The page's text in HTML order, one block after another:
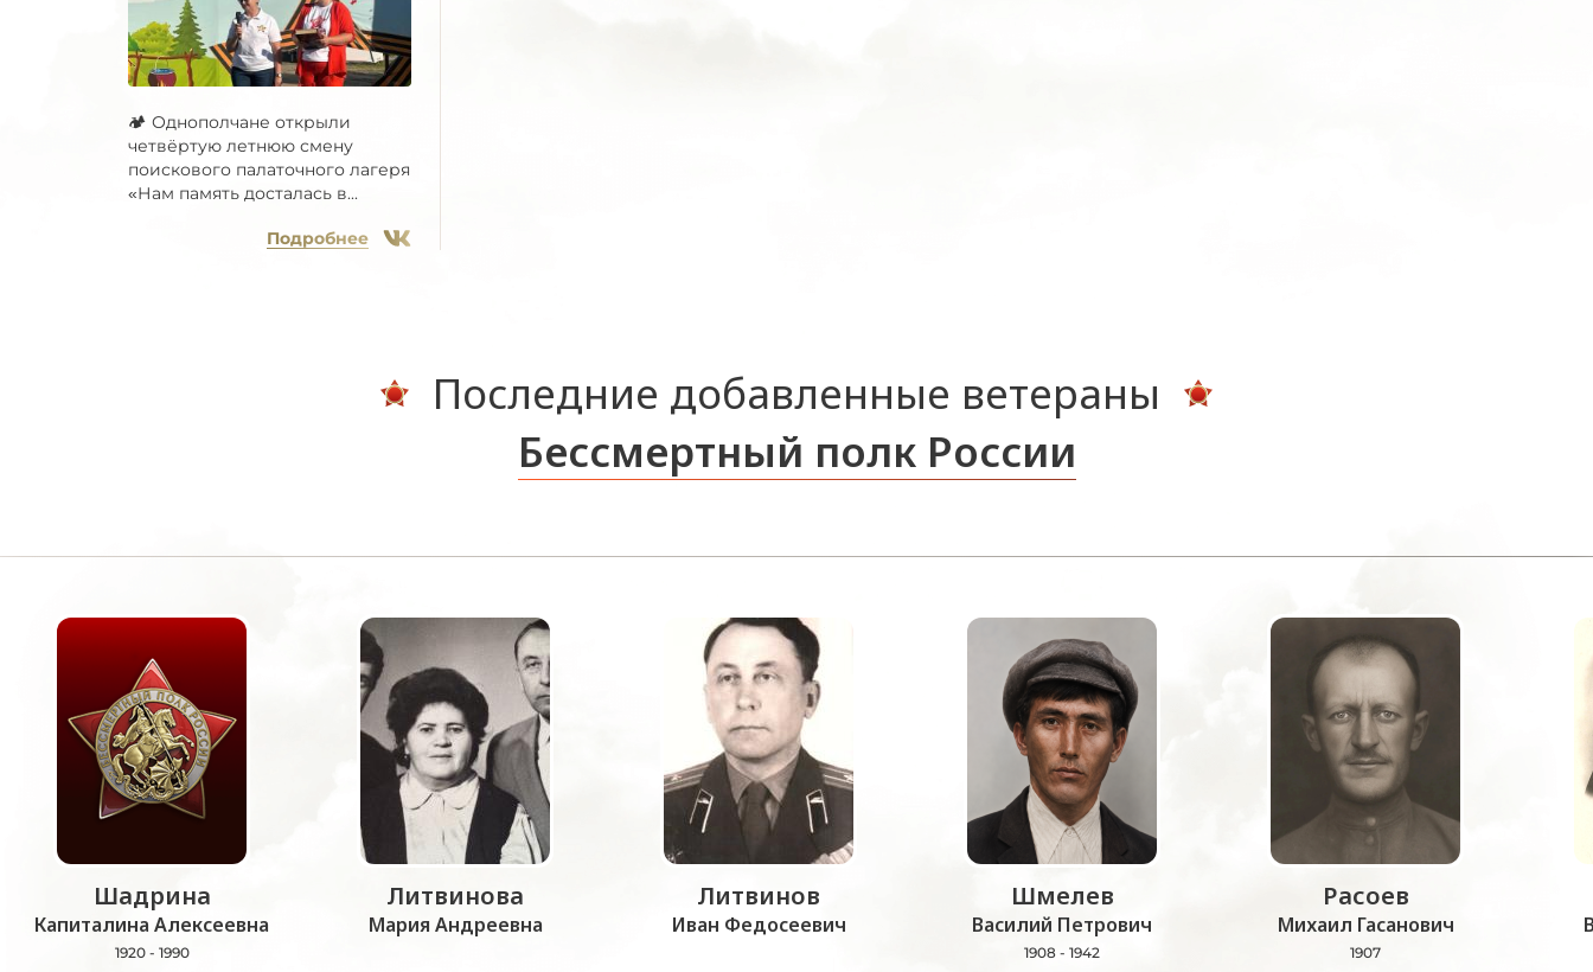
🏕 Однополчане открыли
четвёртую летнюю смену
поискового палаточного лагеря
«Нам память досталась в...
Подробнее
Последние добавленные ветераны
Бессмертный полк России
Шадрина
Капиталина Алексеевна
1920 - 1990
Литвинова
Мария Андреевна
Литвинов
Иван Федосеевич
Шмелев
Василий Петрович
1908 - 1942
Расоев
Михаил Гасанович
1907